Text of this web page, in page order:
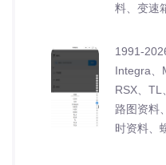
料、变速
1991-
Integra、
RSX、TL
路图资料
时资料、